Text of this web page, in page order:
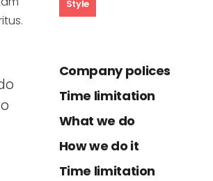
Style
Company polices
Time limitation
What we do
How we do it
Time limitation